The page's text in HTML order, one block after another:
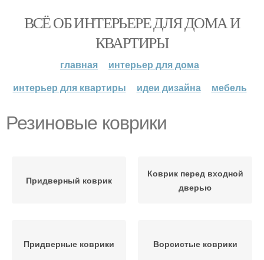
ВСЁ ОБ ИНТЕРЬЕРЕ ДЛЯ ДОМА И
КВАРТИРЫ
главная
интерьер для дома
интерьер для квартиры
идеи дизайна мебель
Резиновые коврики
Придверный коврик
Коврик перед входной
дверью
Придверные коврики Ворсистые коврики